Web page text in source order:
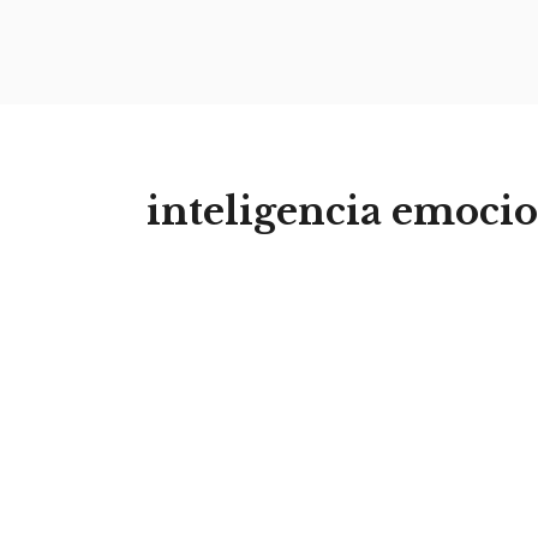
inteligencia